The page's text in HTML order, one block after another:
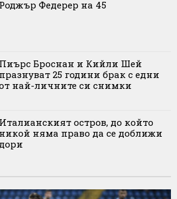
Роджър Федерер на 45
Пиърс Броснан и Кийли Шей
празнуват 25 години брак с едни
най-личните си снимки
Италианският остров, до който
никой няма право да се доближи